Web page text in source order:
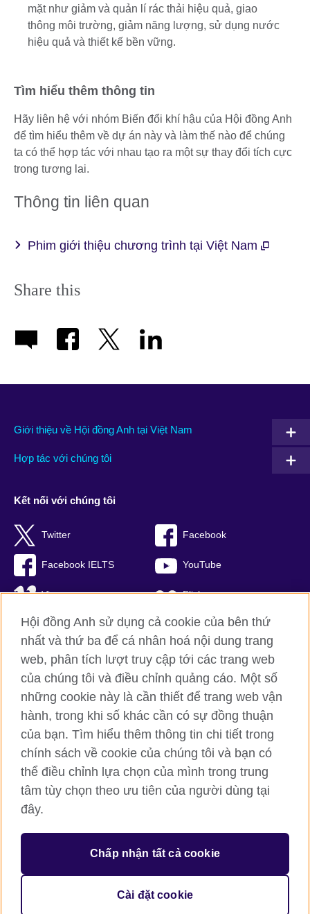
mặt như giảm và quản lí rác thải hiệu quả, giao
thông môi trường, giảm năng lượng, sử dụng nước
hiệu quả và thiết kế bền vững.
Tìm hiểu thêm thông tin
Hãy liên hệ với nhóm Biến đổi khí hậu của Hội đồng Anh
để tìm hiểu thêm về dự án này và làm thế nào để chúng
ta có thể hợp tác với nhau tạo ra một sự thay đổi tích cực
trong tương lai.
Thông tin liên quan
Phim giới thiệu chương trình tại Việt Nam
Share this
Giới thiệu về Hội đồng Anh tại Việt Nam
Hợp tác với chúng tôi
Kết nối với chúng tôi
Twitter Facebook
Facebook IELTS YouTube
Vimeo Flickr
RSS TikTok
Hội đồng Anh toàn cầu
Bảo mật thông tin và quy định sử dụng
Cookie
Sơ đồ trang
© 2026 British Council
British Council (Viet Nam) LLC (
(0)24 37281920; email: bchanoi@britishcouncil.org.vn) is a
subsidiary of the British Council which is the United Kingdom’s
opportunities.
Hội đồng Anh sử dụng cả cookie của bên thứ
nhất và thứ ba để cá nhân hoá nội dung trang
web, phân tích lượt truy cập tới các trang web
của chúng tôi và điều chỉnh quảng cáo. Một số
những cookie này là cần thiết để trang web vận
hành, trong khi số khác cần có sự đồng thuận
của bạn. Tìm hiểu thêm thông tin chi tiết trong
chính sách về cookie của chúng tôi và bạn có
thể điều chỉnh lựa chọn của mình trong trung
tâm tùy chọn theo ưu tiên của người dùng tại
đây.
Chấp nhận tất cả cookie
Cài đặt cookie